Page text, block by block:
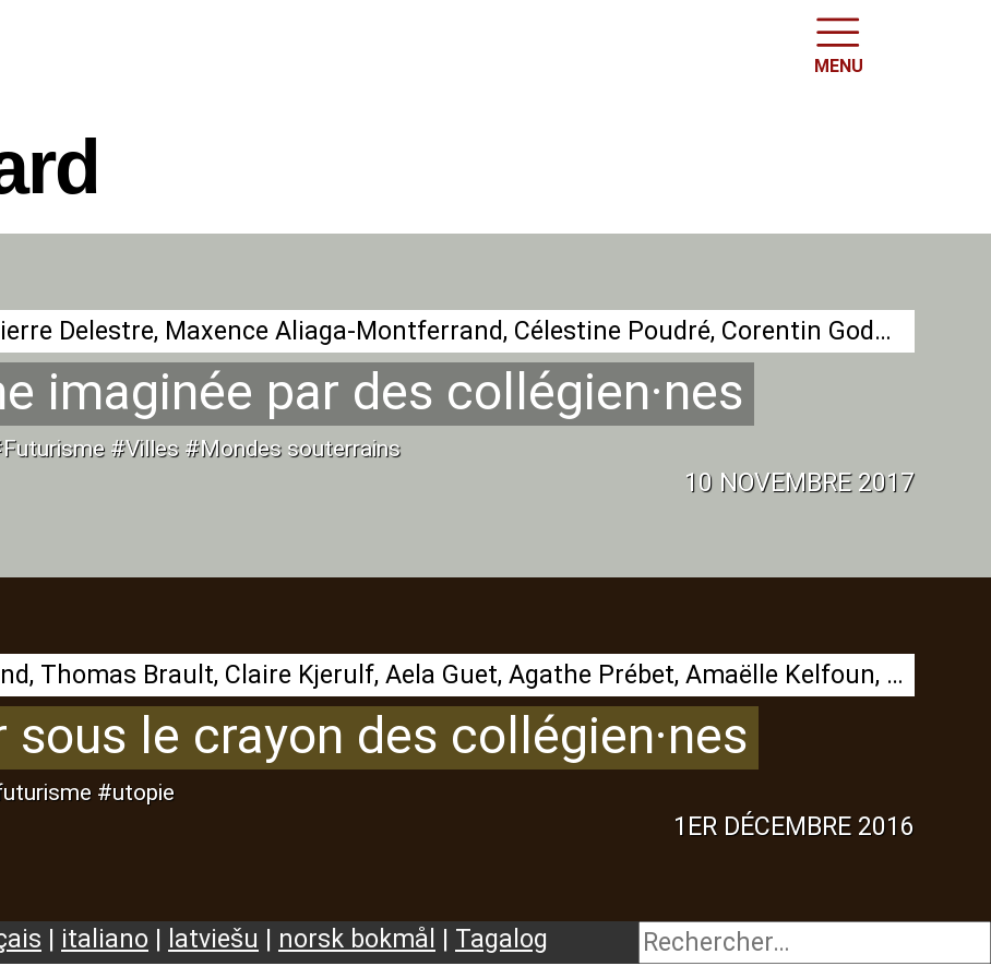
MENU
Marie Masson, Olivier Godard et Pierre Delestre, Maxence Aliaga-Montferrand, Célestine Poudré, Corentin Godard, Juliette Marais, Manuel Bellanger, Elora Landais, Yvan Le Chevalier et Nourman Le Jort-Bomin
imaginée par des collégien·nes
#Villes #Mondes souterrains
10 NOVEMBRE 2017
Manon Boisseau, Léopold Marchand, Thomas Brault, Claire Kjerulf, Aela Guet, Agathe Prébet, Amaëlle Kelfoun, Elsa Masson, Élise Cocault, Lisa Paimparé, Marie Masson et Olivier Godard
sous le crayon des collégien·nes
#utopie
1ER DÉCEMBRE 2016
| italiano | latviešu | norsk bokmål | Tagalog